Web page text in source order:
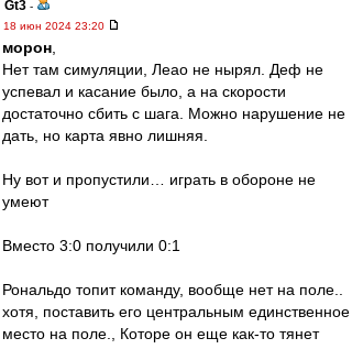
Gt3 -
18 июн 2024 23:20
морон
Нет там симуляции, Леао не нырял. Деф не
успевал и касание было, а на скорости
достаточно сбить с шага. Можно нарушение не
дать, но карта явно лишняя.
Ну вот и пропустили… играть в обороне не
умеют
Вместо 3:0 получили 0:1
Рональдо топит команду, вообще нет на поле..
хотя, поставить его центральным единственное
место на поле., Которе он еще как-то тянет